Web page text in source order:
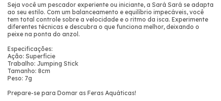
Seja você um pescador experiente ou iniciante, a Sará Sará se adapta
ao seu estilo. Com um balanceamento e equilíbrio impecáveis, você
tem total controle sobre a velocidade e o ritmo da isca. Experimente
diferentes técnicas e descubra o que funciona melhor, deixando o
peixe na ponta do anzol.
Especificações:
Ação: Superfície
Trabalho: Jumping Stick
Tamanho: 8cm
Peso: 7g
Prepare-se para Domar as Feras Aquáticas!